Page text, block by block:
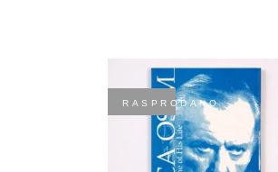
RASPRODANO
DODAJTE U KORPU